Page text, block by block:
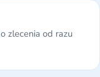
zlecenia od razu